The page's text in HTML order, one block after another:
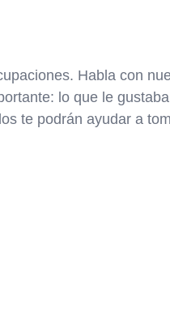
Habla con
lo que le
te podrán ayudar a